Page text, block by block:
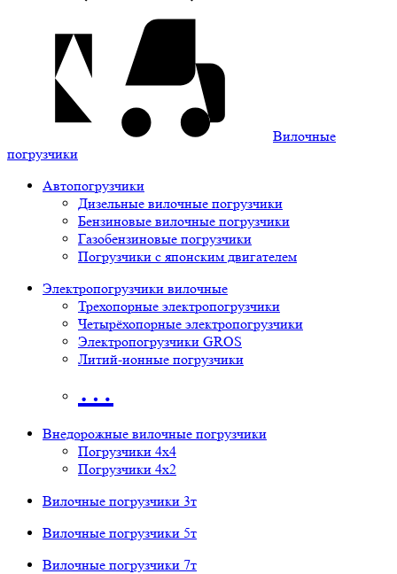
Вилочные
погрузчики
Автопогрузчики
Дизельные вилочные погрузчики
Бензиновые вилочные погрузчики
Газобензиновые погрузчики
Погрузчики с японским двигателем
Электропогрузчики вилочные
Трехопорные электропогрузчики
Четырёхопорные электропогрузчики
Электропогрузчики GROS
Литий-ионные погрузчики
…
Внедорожные вилочные погрузчики
Погрузчики 4х4
Погрузчики 4х2
Вилочные погрузчики 3т
Вилочные погрузчики 5т
Вилочные погрузчики 7т